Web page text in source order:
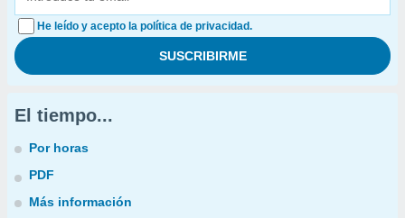
He leído y acepto la política de privacidad.
El tiempo...
Por horas
PDF
Más información